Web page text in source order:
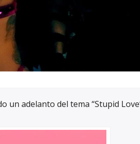
un adelanto del tema “Stupid